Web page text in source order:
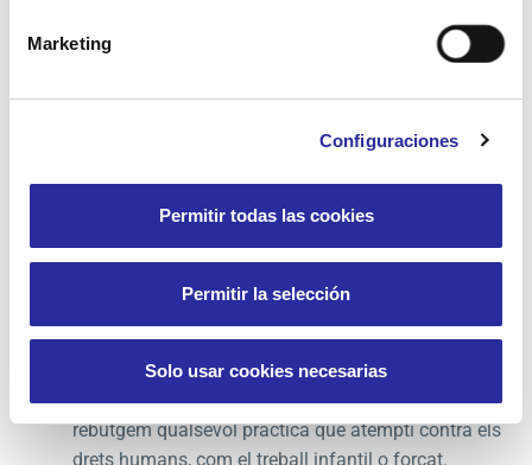
Marketing
Configuraciones
Permitir todas las cookies
Permitir la selección
Solo usar cookies necesarias
Criteris de sostenibilitat en la selecció de
els terminis de lliurament, sinó també el
compliment de normatives ambientals i la reducció
tecnologies avançades per millorar l’eficiència en la
neteja i reduir l’ús de recursos.
Ús de materials ecològics : Prioritzem productes
emissions contaminants.
Compromís ètic i transparència: Fomentem
relacions basades en la responsabilitat social i
rebutgem qualsevol pràctica que atempti contra els
drets humans, com el treball infantil o forçat.